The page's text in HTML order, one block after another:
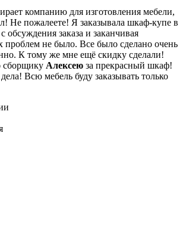
компанию для изготовления мебели,
Не пожалеете! Я заказывала шкаф-купе в
обсуждения заказа и заканчивая
не было. Все было сделано очень
К тому же мне ещё скидку сделали!
сборщику Алексею за прекрасный шкаф!
Всю мебель буду заказывать только